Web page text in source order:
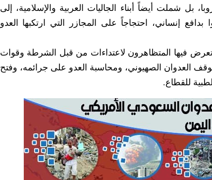
بل شملت أيضاً أبناء الجاليات العربية والإسلامية، إلى
إنساني، احتجاجاً على المجازر التي ارتكبها العدو
فيها المتظاهرون لاعتداءات من قبل الشرطة وقوات
العدوان الصهيوني، ومحاسبة العدو على جرائمه، وفتح
للقطاع.